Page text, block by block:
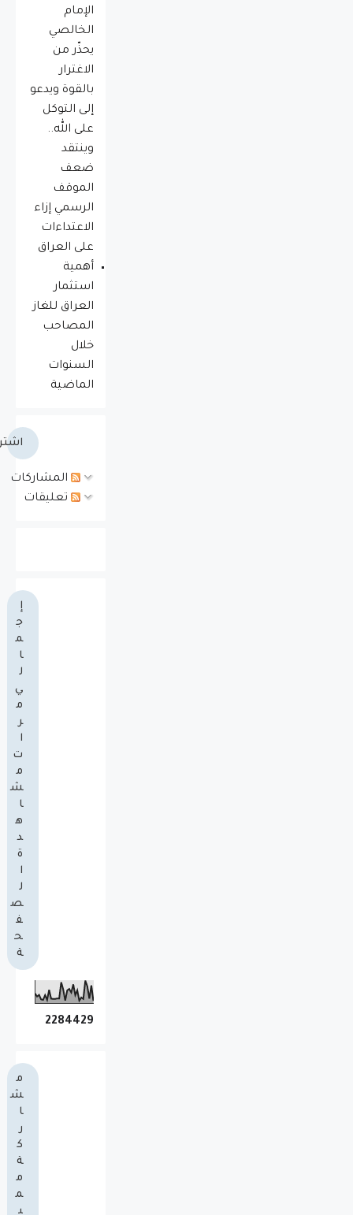
الإمام
الخالصي
يحذّر من
الاغترار
بالقوة ويدعو
إلى التوكل
على الله..
وينتقد
ضعف
الموقف
الرسمي إزاء
الاعتداءات
على العراق
أهمية
استثمار
العراق للغاز
المصاحب
خلال
السنوات
الماضية
المشاركات
تعليقات
إ
ج
م
ا
ل
ي
م
ر
ا
ت
م
ش
ا
ه
د
ة
ا
ل
ص
ف
ح
ة
2284429
م
ش
ا
ر
ك
ة
م
م
ي